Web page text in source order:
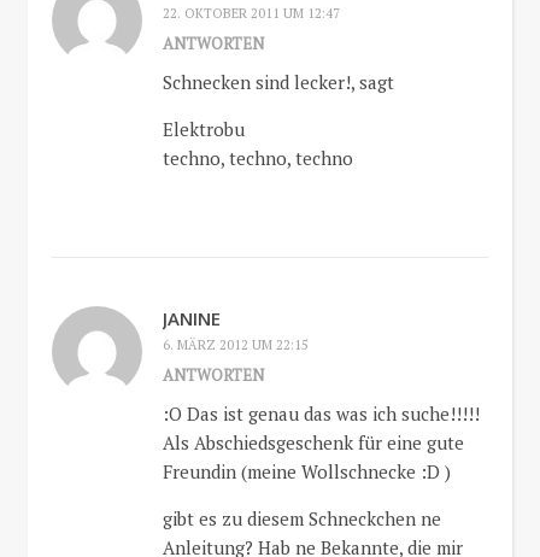
22. OKTOBER 2011 UM 12:47
ANTWORTEN
Schnecken sind lecker!, sagt
Elektrobu
techno, techno, techno
JANINE
6. MÄRZ 2012 UM 22:15
ANTWORTEN
:O Das ist genau das was ich suche!!!!!
Als Abschiedsgeschenk für eine gute
Freundin (meine Wollschnecke :D )
gibt es zu diesem Schneckchen ne
Anleitung? Hab ne Bekannte, die mir